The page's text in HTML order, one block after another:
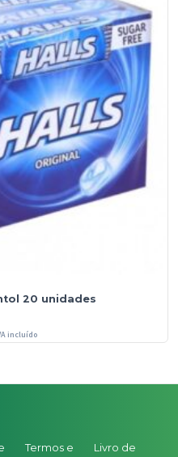
20 unidades
incluído
Termos e Livro de